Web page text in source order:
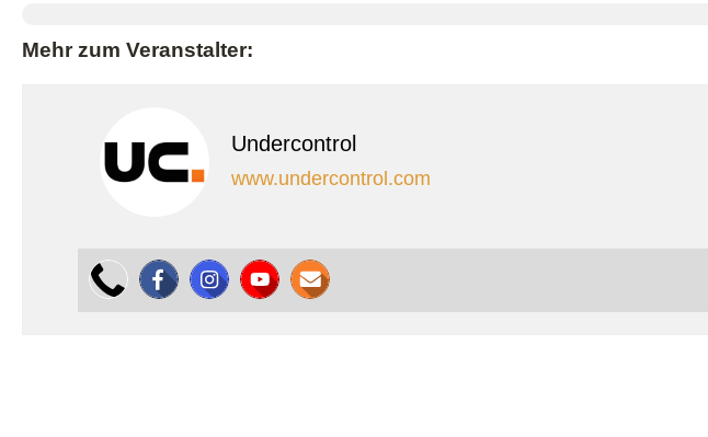
Mehr zum Veranstalter:
Undercontrol
www.undercontrol.com